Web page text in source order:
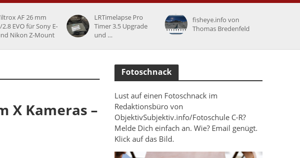
AF 26 mm
2.8 EVO für Sony E-
Nikon Z-Mount
LRTimelapse Pro
Timer 3.5 Upgrade
und …
fisheye.info von
Thomas Bredenfeld
X Kameras –
Fotoschnack
Lust auf einen Fotoschnack im
Redaktionsbüro von
ObjektivSubjektiv.info/Fotoschule C-R?
Melde Dich einfach an. Wie? Email genügt.
Klick auf das Bild.